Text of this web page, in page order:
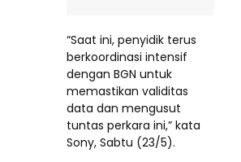
“Saat ini, penyidik terus
berkoordinasi intensif
dengan BGN untuk
memastikan validitas
data dan mengusut
tuntas perkara ini,” kata
Sony, Sabtu (23/5).